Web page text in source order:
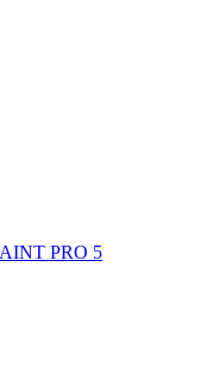
PRO 5